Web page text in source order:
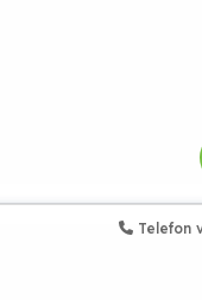
Telefon